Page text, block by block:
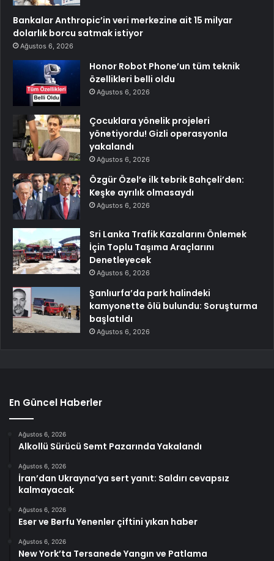
Bankalar Anthropic’in veri merkezine ait 15 milyar
dolarlık borcu satmak istiyor
Ağustos 6, 2026
Honor Robot Phone’un tüm teknik
özellikleri belli oldu
Ağustos 6, 2026
Çocuklara yönelik projeleri
yönetiyordu! Gizli operasyonla
yakalandı
Ağustos 6, 2026
Özgür Özel’e ilk tebrik Bahçeli’den:
Keşke ayrılık olmasaydı
Ağustos 6, 2026
Sri Lanka Trafik Kazalarını Önlemek
İçin Toplu Taşıma Araçlarını
Denetleyecek
Ağustos 6, 2026
Şanlıurfa’da park halindeki
kamyonette ölü bulundu: Soruşturma
başlatıldı
Ağustos 6, 2026
En Güncel Haberler
Ağustos 6, 2026
Alkollü Sürücü Semt Pazarında Yakalandı
Ağustos 6, 2026
İran’dan Ukrayna’ya sert yanıt: Saldırı cevapsız
kalmayacak
Ağustos 6, 2026
Eser ve Berfu Yenenler çiftini yıkan haber
Ağustos 6, 2026
New York’ta Tersanede Yangın ve Patlama